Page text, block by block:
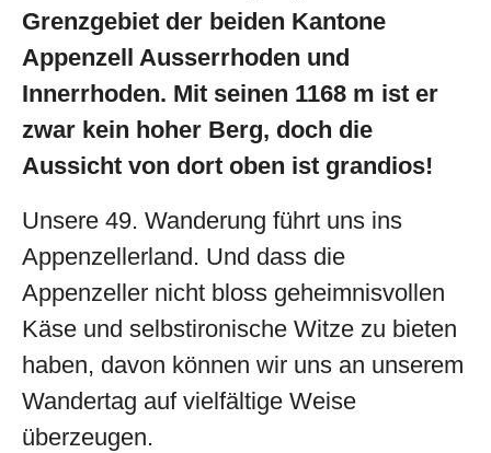
Grenzgebiet der beiden Kantone
Appenzell Ausserrhoden und
Innerrhoden. Mit seinen 1168 m ist er
zwar kein hoher Berg, doch die
Aussicht von dort oben ist grandios!
Unsere 49. Wanderung führt uns ins
Appenzellerland. Und dass die
Appenzeller nicht bloss geheimnisvollen
Käse und selbstironische Witze zu bieten
haben, davon können wir uns an unserem
Wandertag auf vielfältige Weise
überzeugen.